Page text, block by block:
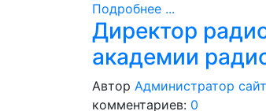
Подробнее ...
Директор
академии
Автор Администратор
комментариев: 0